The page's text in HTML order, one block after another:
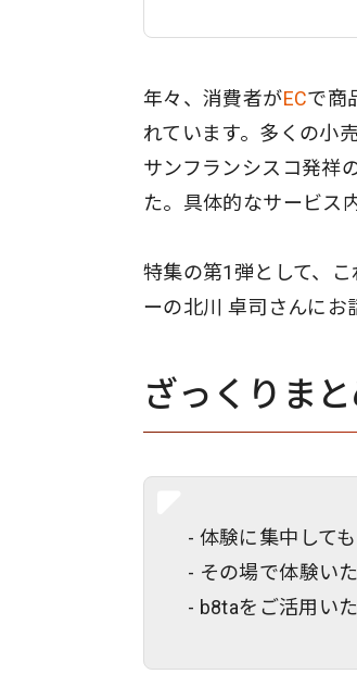
年々、消費者がECで商
れています。多くの小
サンフランシスコ発祥
た。具体的なサービス
特集の第1弾として、
ーの北川 卓司さんにお
ざっくりま
- 体験に集中して
- その場で体験い
- b8taをご活用い